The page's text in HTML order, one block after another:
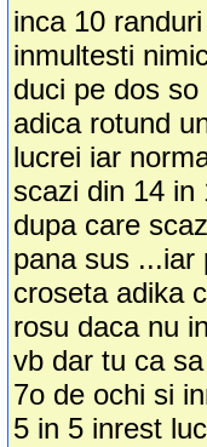
inca 10
inmultesti
duci pe dos
adica rotund
lucrei iar
scazi din 14 in
dupa care
pana sus ...iar
croseta adika
rosu daca nu
vb dar tu ca
7o de ochi si
5 in 5 inrest